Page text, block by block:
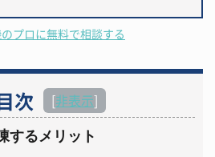
プロに無料で相談する
次 [非表示]
するメリット